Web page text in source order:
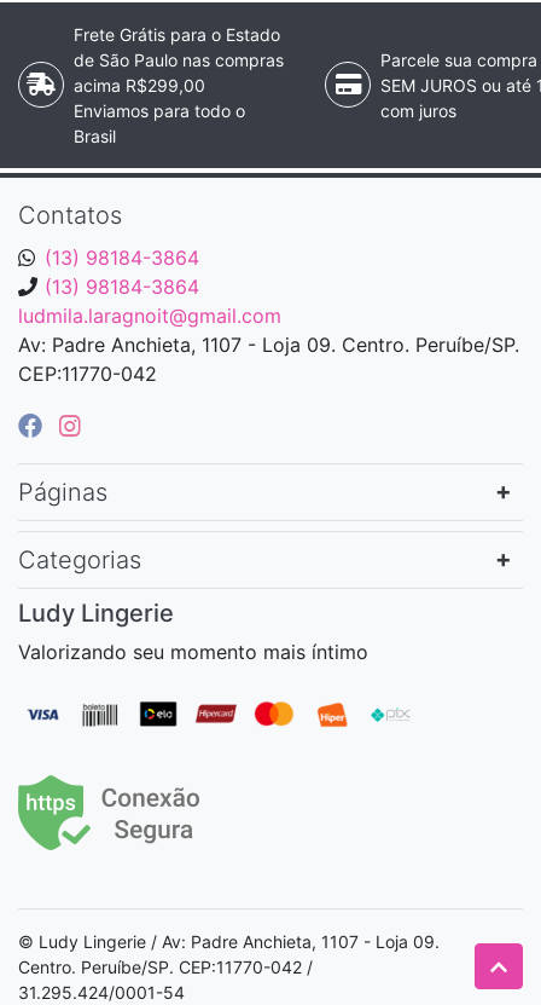
Frete Grátis para o Estado
de São Paulo nas compras
acima R$299,00
Enviamos para todo o
Brasil
Parcele sua
SEM JUROS ou até
com juros
Contatos
(13) 98184-3864
(13) 98184-3864
ludmila.laragnoit@gmail.com
Av: Padre Anchieta, 1107 - Loja 09. Centro. Peruíbe/SP.
CEP:11770-042
Páginas
Categorias
Ludy Lingerie
Valorizando seu momento mais íntimo
© Ludy Lingerie / Av: Padre Anchieta, 1107 - Loja 09.
Centro. Peruíbe/SP. CEP:11770-042 /
31.295.424/0001-54